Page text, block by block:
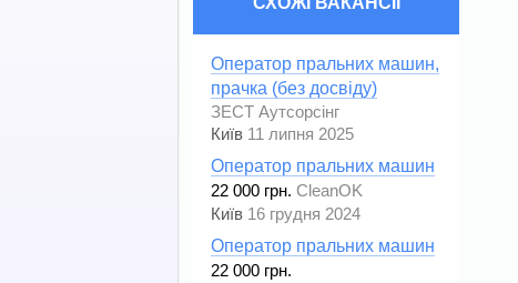
Оператор пральних машин,
прачка (без досвіду)
ЗЕСТ Аутсорсінг
Київ 11 липня 2025
Оператор пральних машин
22 000 грн. CleanOK
Київ 16 грудня 2024
Оператор пральних машин
22 000 грн.